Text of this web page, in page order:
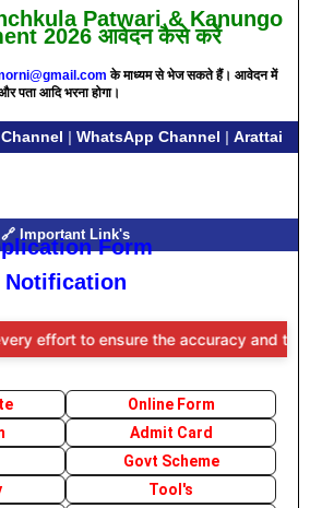
Patwari & Kanungo
2026 आवेदन कैसे करें
के माध्यम से भेज सकते हैं। आवेदन में
पता आदि भरना होगा।
| WhatsApp Channel | Arattai
🔗 Important Link's
Form
Notification
effort to ensure the accuracy and
Online Form
Admit Card
Govt Scheme
Tool's